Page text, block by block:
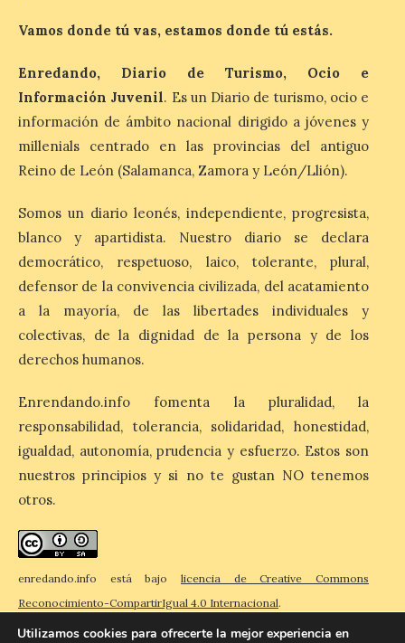
Además ultima los
preparativos para un
acontecimiento histórico.
Como antesala del gran
día, este viernes 8 de
agosto se celebrado una nueva jornada de
Gaudí. El Ayuntamiento de Astorga
continúa ultimando los preparativos para
[…]
La Guardia Civil de León
establecerá un dispositivo
de seguridad para
garantizar el desarrollo
próximo 12 de agosto
9 Ago 2026
reforzando la seguridad ciudadana, la
movilidad y la protección del medio
ambiente en los principales […]
Vamos donde tú vas, estamos donde tú estás.
Enredando, Diario de Turismo, Ocio e
Información Juvenil. Es un Diario de turismo, ocio e
información de ámbito nacional dirigido a jóvenes y
millenials centrado en las provincias del antiguo
Reino de León (Salamanca, Zamora y León/Llión).
Somos un diario leonés, independiente, progresista,
blanco y apartidista. Nuestro diario se declara
democrático, respetuoso, laico, tolerante, plural,
defensor de la convivencia civilizada, del acatamiento
a la mayoría, de las libertades individuales y
colectivas, de la dignidad de la persona y de los
derechos humanos.
Enrendando.info fomenta la pluralidad, la
responsabilidad, tolerancia, solidaridad, honestidad,
igualdad, autonomía, prudencia y esfuerzo. Estos son
nuestros principios y si no te gustan NO tenemos
otros.
enredando.info está bajo licencia de Creative Commons
Reconocimiento-CompartirIgual 4.0 Internacional.
Utilizamos cookies para ofrecerte la mejor experiencia en